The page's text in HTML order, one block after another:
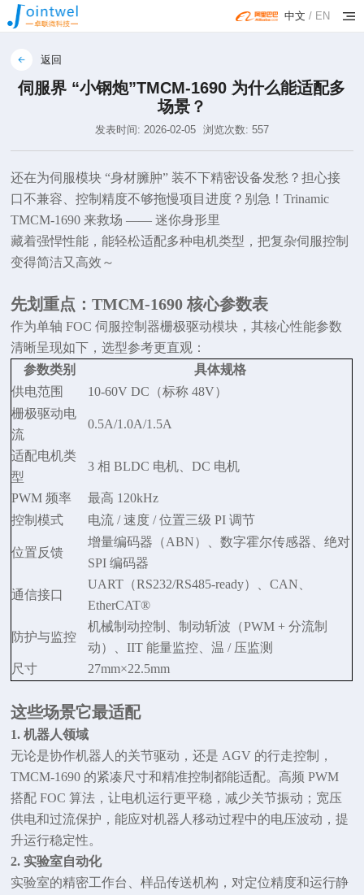
中文 / EN
返回
伺服界 “小钢炮”TMCM-1690 为什么能适配多
场景？
发表时间: 2026-02-05 浏览次数: 557
还在为伺服模块 “身材臃肿” 装不下精密设备发愁？担心接
口不兼容、控制精度不够拖慢项目进度？别急！Trinamic
TMCM-1690 来救场 —— 迷你身形里
藏着强悍性能，能轻松适配多种电机类型，把复杂伺服控制
变得简洁又高效～
先划重点：TMCM-1690 核心参数表
作为单轴 FOC 伺服控制器栅极驱动模块，其核心性能参数
清晰呈现如下，选型参考更直观：
参数类别
具体规格
供电范围
10-60V DC（标称 48V）
栅极驱动电
流
0.5A/1.0A/1.5A
适配电机类
型
3 相 BLDC 电机、DC 电机
PWM 频率 最高 120kHz
控制模式
电流 / 速度 / 位置三级 PI 调节
位置反馈
增量编码器（ABN）、数字霍尔传感器、绝对
SPI 编码器
通信接口
UART（RS232/RS485-ready）、CAN、
EtherCAT®
防护与监控
机械制动控制、制动斩波（PWM + 分流制
动）、IIT 能量监控、温 / 压监测
尺寸
27mm×22.5mm
这些场景它最适配
1. 机器人领域
无论是协作机器人的关节驱动，还是 AGV 的行走控制，
TMCM-1690 的紧凑尺寸和精准控制都能适配。高频 PWM
搭配 FOC 算法，让电机运行更平稳，减少关节振动；宽压
供电和过流保护，能应对机器人移动过程中的电压波动，提
升运行稳定性。
2. 实验室自动化
实验室的精密工作台、样品传送机构，对定位精度和运行静